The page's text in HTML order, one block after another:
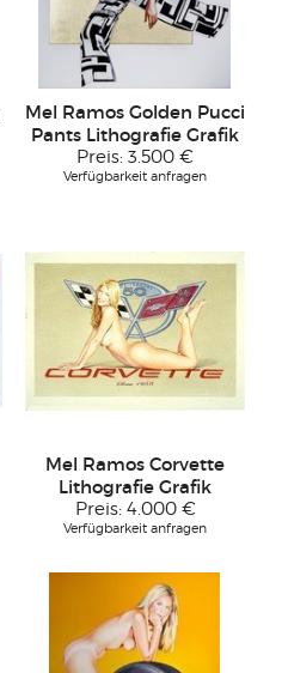
Mel Ramos Golden Pucci
Pants Lithografie Grafik
Preis: 3.500 €
Verfügbarkeit anfragen
Mel Ramos Corvette
Lithografie Grafik
Preis: 4.000 €
Verfügbarkeit anfragen